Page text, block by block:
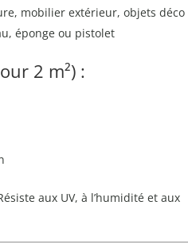
mobilier extérieur, objets déco
éponge ou pistolet
2 m²) :
aux UV, à l’humidité et aux